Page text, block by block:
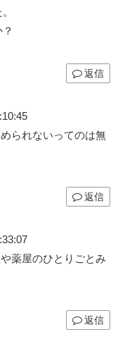
返信
られないってのは無
返信
薬屋のひとりごとみ
返信